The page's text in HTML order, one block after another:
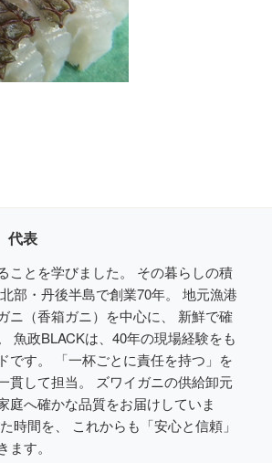
代表
ことを学びました。 その暮らしの積
部・丹後半島で創業70年。 地元漁港
ニ（香箱ガニ）を中心に、 新鮮で確
魚政BLACKは、40年の現場経験をも
です。 「一杯ごとに責任を持つ」を
貫して担当。 ズワイガニの供給卸元
庭へ確かな品質をお届けしていま
時間を、 これからも「安心と信頼」
す。